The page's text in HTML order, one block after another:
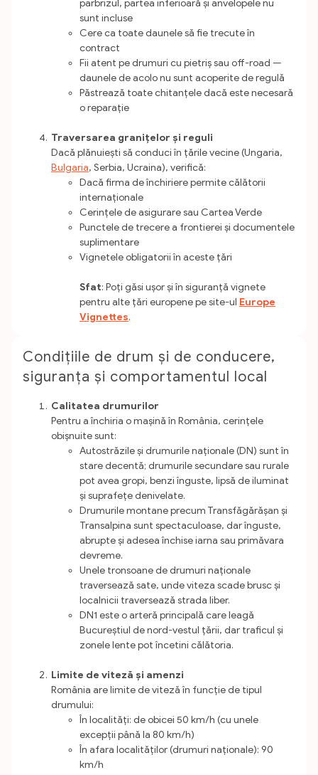
parbrizul, partea inferioară și anvelopele nu
sunt incluse
Cere ca toate daunele să fie trecute în
contract
Fii atent pe drumuri cu pietriș sau off-road —
daunele de acolo nu sunt acoperite de regulă
Păstrează toate chitanțele dacă este necesară
o reparație
Traversarea granițelor și reguli
Dacă plănuiești să conduci în țările vecine (Ungaria,
Bulgaria, Serbia, Ucraina), verifică:
Dacă firma de închiriere permite călătorii
internaționale
Cerințele de asigurare sau Cartea Verde
Punctele de trecere a frontierei și documentele
suplimentare
Vignetele obligatorii în aceste țări
Sfat: Poți găsi ușor și în siguranță vignete
pentru alte țări europene pe site-ul Europe
Vignettes.
Condițiile de drum și de conducere,
siguranța și comportamentul local
Calitatea drumurilor
Pentru a închiria o mașină în România, cerințele
obișnuite sunt:
Autostrăzile și drumurile naționale (DN) sunt în
stare decentă; drumurile secundare sau rurale
pot avea gropi, benzi înguste, lipsă de iluminat
și suprafețe denivelate.
Drumurile montane precum Transfăgărășan și
Transalpina sunt spectaculoase, dar înguste,
abrupte și adesea închise iarna sau primăvara
devreme.
Unele tronsoane de drumuri naționale
traversează sate, unde viteza scade brusc și
localnicii traversează strada liber.
DN1 este o arteră principală care leagă
Bucureștiul de nord-vestul țării, dar traficul și
zonele lente pot încetini călătoria.
Limite de viteză și amenzi
România are limite de viteză în funcție de tipul
drumului:
În localități: de obicei 50 km/h (cu unele
excepții până la 80 km/h)
În afara localităților (drumuri naționale): 90
km/h